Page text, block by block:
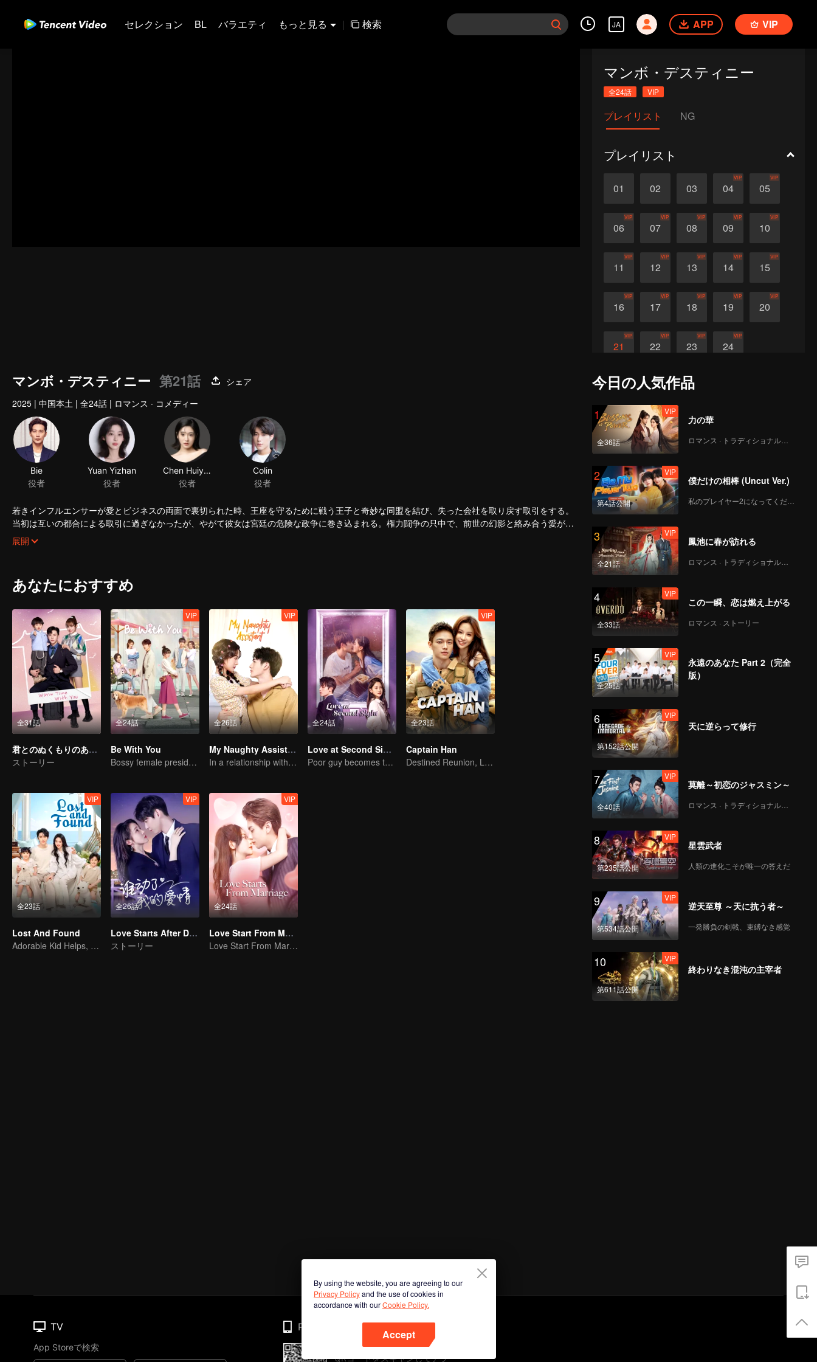
セレクション BL バラエティ もっと見る | 検索 JA APP VIP
マンボ・デスティニー
全24話 VIP
プレイリスト NG
プレイリスト
01 02 03 04
VIP
05
VIP
06
VIP
07
VIP
08
VIP
09
VIP
10
VIP
11
VIP
12
VIP
13
VIP
14
VIP
15
VIP
16
VIP
17
VIP
18
VIP
19
VIP
20
VIP
21
VIP
22
VIP
23
VIP
24
VIP
マンボ・デスティニー 第21話
シェア
2025 | 中国本土 | 全24話 | ロマンス · コメディー
Bie
役者
Yuan Yizhan
役者
Chen Huiyan
役者
Colin
役者
若きインフルエンサーが愛とビジネスの両面で裏切られた時、王座を守るために戦う王子と奇妙な同盟を結び、失った会社を取り戻す取引をする。
当初は互いの都合による取引に過ぎなかったが、やがて彼女は宮廷の危険な政争に巻き込まれる。権力闘争の只中で、前世の幻影と絡み合う愛が芽
生える——二人の魂がはるか昔から結ばれていたことが明らかになる。しかし、この絆は運命を解き放つ鍵となるのか、それとも逃れられない呪い
となるのか？
展開
あなたにおすすめ
全31話
君とのぬくもりのある時間
ストーリー
全24話
VIP
Be With You
Bossy female president flirts with arrogant childe.
全26話
VIP
My Naughty Assistant
In a relationship with an idol
全24話
Love at Second Sight
Poor guy becomes the domineering CEO and pursues his first love
全23話
VIP
Captain Han
Destined Reunion, Love in the Rainforest
全23話
VIP
Lost And Found
Adorable Kid Helps, Dad Steps Up
全26話
VIP
Love Starts After Divorce
ストーリー
全24話
VIP
Love Start From Marriage
Love Start From Marriage
今日の人気作品
1
全36話
VIP
力の華
ロマンス · トラディショナル・コスチューム
2
第4話公開
VIP
僕だけの相棒 (Uncut Ver.)
私のプレイヤー2になってください
3
全21話
VIP
鳳池に春が訪れる
ロマンス · トラディショナル・コスチューム
4
全33話
VIP
この一瞬、恋は燃え上がる
ロマンス · ストーリー
5
全25話
VIP
永遠のあなた Part 2（完全
版）
6
第152話公開
VIP
天に逆らって修行
7
全40話
VIP
莫離～初恋のジャスミン～
ロマンス · トラディショナル・コスチューム
8
第235話公開
VIP
星雲武者
人類の進化こそが唯一の答えだ
9
第534話公開
VIP
逆天至尊 ～天に抗う者～
一発勝負の剣戟、束縛なき感覚
10
第611話公開
VIP
終わりなき混沌の主宰者
By using the website, you are agreeing to our
Privacy Policyand the use of cookies in
accordance with ourCookie Policy.
Accept
TV
App Storeで検索
Phone
QRコードをスキャンしてアプ